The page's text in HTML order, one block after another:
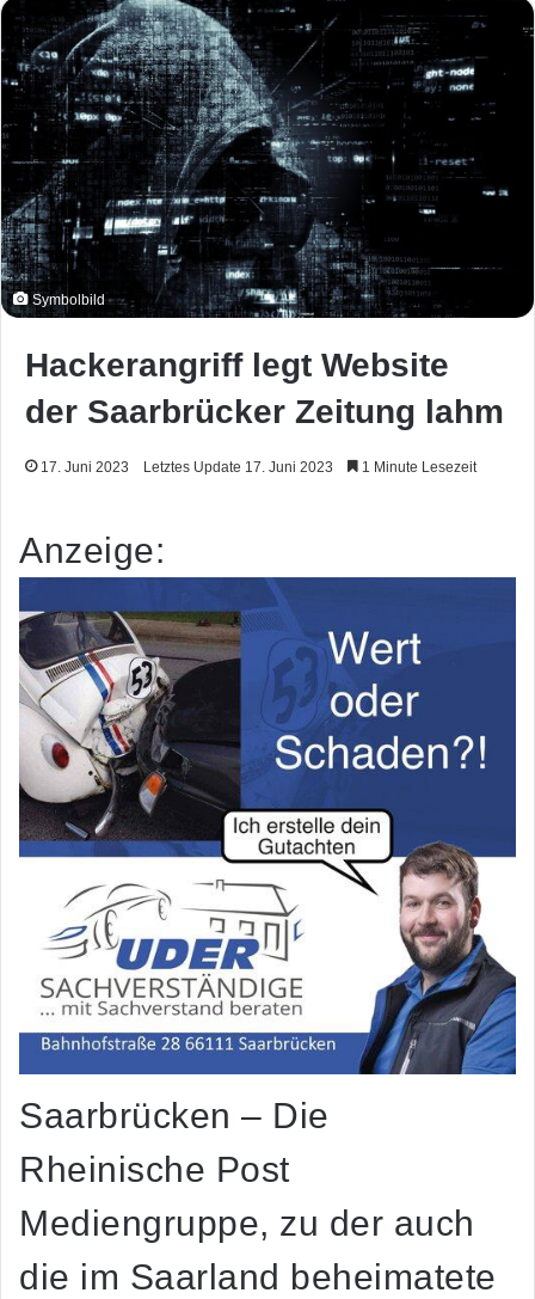
Symbolbild
Hackerangriff legt Website
der Saarbrücker Zeitung lahm
17. Juni 2023 Letztes Update 17. Juni 2023 1 Minute Lesezeit
Anzeige:
Saarbrücken – Die
Rheinische Post
Mediengruppe, zu der auch
die im Saarland beheimatete